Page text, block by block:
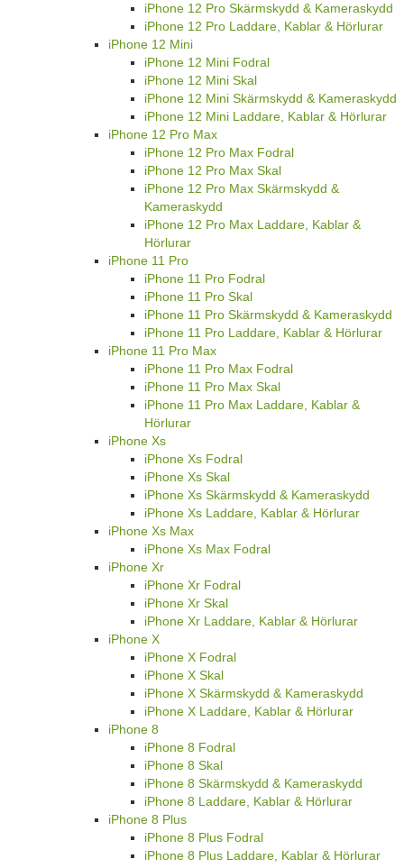
iPhone 12 Pro Skärmskydd & Kameraskydd
iPhone 12 Pro Laddare, Kablar & Hörlurar
iPhone 12 Mini
iPhone 12 Mini Fodral
iPhone 12 Mini Skal
iPhone 12 Mini Skärmskydd & Kameraskydd
iPhone 12 Mini Laddare, Kablar & Hörlurar
iPhone 12 Pro Max
iPhone 12 Pro Max Fodral
iPhone 12 Pro Max Skal
iPhone 12 Pro Max Skärmskydd &
Kameraskydd
iPhone 12 Pro Max Laddare, Kablar &
Hörlurar
iPhone 11 Pro
iPhone 11 Pro Fodral
iPhone 11 Pro Skal
iPhone 11 Pro Skärmskydd & Kameraskydd
iPhone 11 Pro Laddare, Kablar & Hörlurar
iPhone 11 Pro Max
iPhone 11 Pro Max Fodral
iPhone 11 Pro Max Skal
iPhone 11 Pro Max Laddare, Kablar &
Hörlurar
iPhone Xs
iPhone Xs Fodral
iPhone Xs Skal
iPhone Xs Skärmskydd & Kameraskydd
iPhone Xs Laddare, Kablar & Hörlurar
iPhone Xs Max
iPhone Xs Max Fodral
iPhone Xr
iPhone Xr Fodral
iPhone Xr Skal
iPhone Xr Laddare, Kablar & Hörlurar
iPhone X
iPhone X Fodral
iPhone X Skal
iPhone X Skärmskydd & Kameraskydd
iPhone X Laddare, Kablar & Hörlurar
iPhone 8
iPhone 8 Fodral
iPhone 8 Skal
iPhone 8 Skärmskydd & Kameraskydd
iPhone 8 Laddare, Kablar & Hörlurar
iPhone 8 Plus
iPhone 8 Plus Fodral
iPhone 8 Plus Laddare, Kablar & Hörlurar